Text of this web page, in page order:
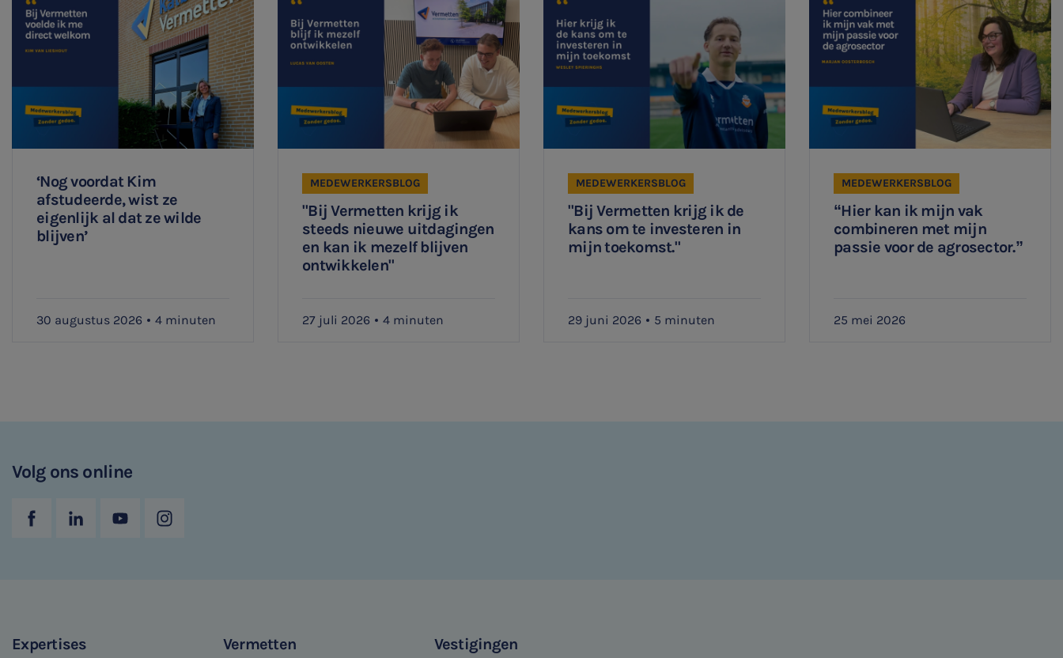
‘Nog voordat Kim
afstudeerde, wist ze
eigenlijk al dat ze wilde
blijven’
30 augustus 2026 4 minuten
"Bij Vermetten krijg ik
steeds nieuwe uitdagingen
en kan ik mezelf blijven
ontwikkelen"
MEDEWERKERSBLOG
27 juli 2026 4 minuten
"Bij Vermetten krijg ik de
kans om te investeren in
mijn toekomst."
MEDEWERKERSBLOG
29 juni 2026 5 minuten
“Hier kan ik mijn vak
combineren met mijn
passie voor de agrosector.”
MEDEWERKERSBLOG
25 mei 2026
Volg ons online
Expertises Vermetten Vestigingen